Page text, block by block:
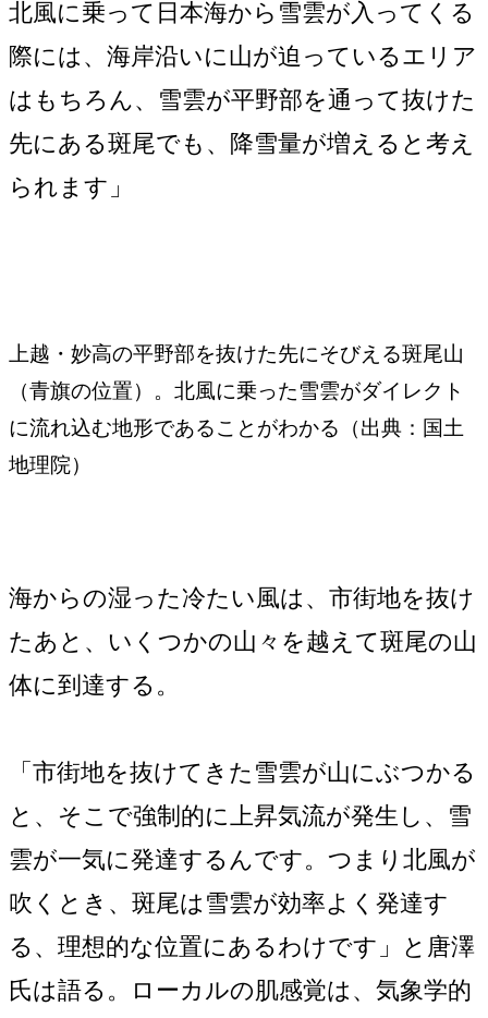
北風に乗って日本海から雪雲が入ってくる
際には、海岸沿いに山が迫っているエリア
はもちろん、雪雲が平野部を通って抜けた
先にある斑尾でも、降雪量が増えると考え
られます」
上越・妙高の平野部を抜けた先にそびえる斑尾山
（青旗の位置）。北風に乗った雪雲がダイレクト
に流れ込む地形であることがわかる（出典：国土
地理院）
海からの湿った冷たい風は、市街地を抜け
たあと、いくつかの山々を越えて斑尾の山
体に到達する。
「市街地を抜けてきた雪雲が山にぶつかる
と、そこで強制的に上昇気流が発生し、雪
雲が一気に発達するんです。つまり北風が
吹くとき、斑尾は雪雲が効率よく発達す
る、理想的な位置にあるわけです」と唐澤
氏は語る。ローカルの肌感覚は、気象学的